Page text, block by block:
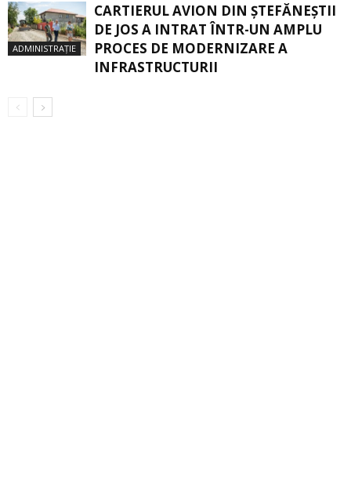
ADMINISTRAȚIE
CARTIERUL AVION DIN ŞTEFĂNEŞTII
DE JOS A INTRAT ÎNTR-UN AMPLU
PROCES DE MODERNIZARE A
INFRASTRUCTURII